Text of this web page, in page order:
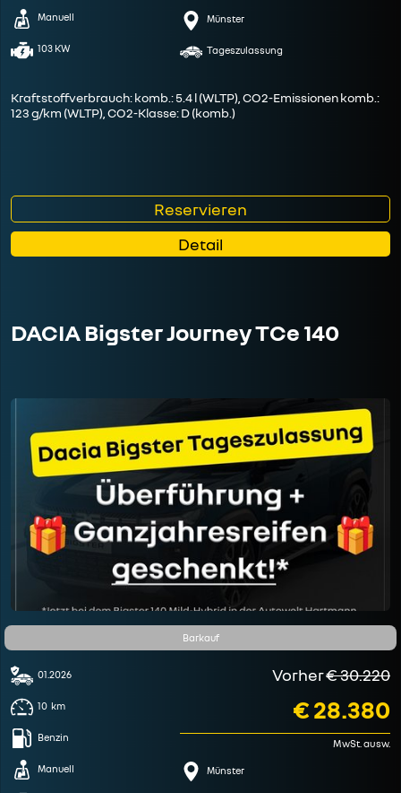
Manuell
103 KW
Münster
Tageszulassung
Kraftstoffverbrauch: komb.: 5.4 l (WLTP), CO2-Emissionen komb.:
123 g/km (WLTP), CO2-Klasse: D (komb.)
Reservieren
Detail
DACIA Bigster Journey TCe 140
Barkauf
01.2026
10 km
Benzin
Manuell
Vorher€ 30.220
€ 28.380
MwSt. ausw.
Münster